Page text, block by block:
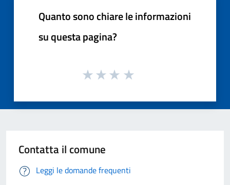
Quanto sono chiare le informazioni
su questa pagina?
Contatta il comune
Leggi le domande frequenti